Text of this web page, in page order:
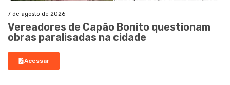
7 de agosto de 2026
Vereadores de Capão Bonito questionam
obras paralisadas na cidade
Acessar